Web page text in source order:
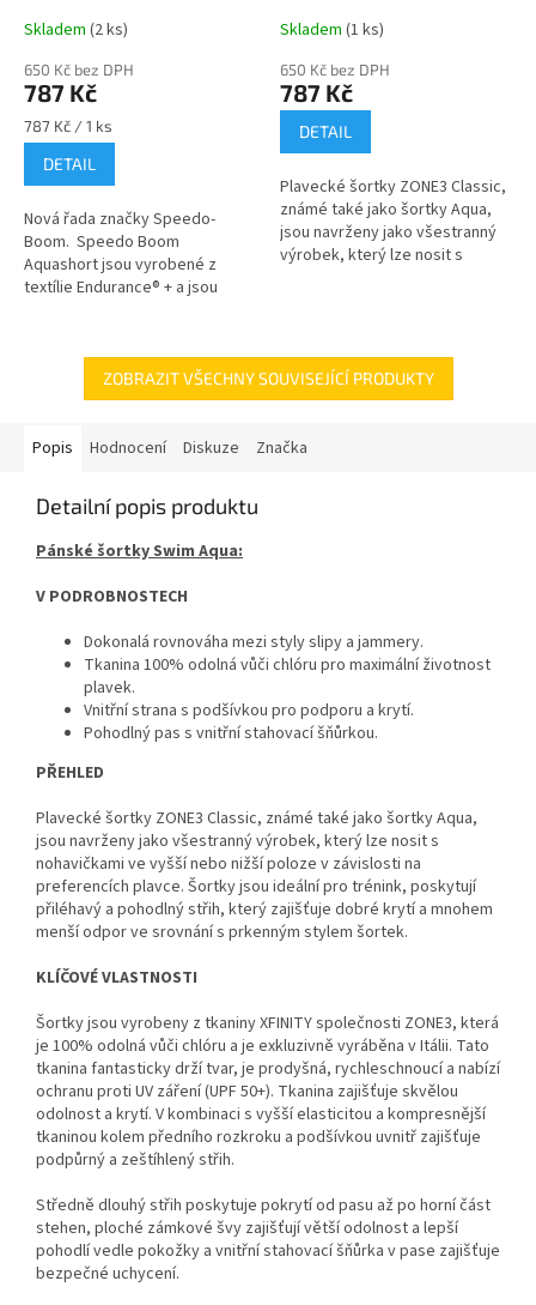
Skladem (2 ks)
650 Kč bez DPH
787 Kč
Měrná
cena:
787 Kč / 1 ks
DETAIL
Nová řada značky Speedo-
Boom. Speedo Boom
Aquashort jsou vyrobené z
textílie Endurance® + a jsou
Skladem (1 ks)
650 Kč bez DPH
787 Kč
DETAIL
Plavecké šortky ZONE3 Classic,
známé také jako šortky Aqua,
jsou navrženy jako všestranný
výrobek, který lze nosit s
ZOBRAZIT VŠECHNY SOUVISEJÍCÍ PRODUKTY
Popis Hodnocení Diskuze Značka
Detailní popis produktu
Pánské šortky Swim Aqua:
V PODROBNOSTECH
Dokonalá rovnováha mezi styly slipy a jammery.
Tkanina 100% odolná vůči chlóru pro maximální životnost
plavek.
Vnitřní strana s podšívkou pro podporu a krytí.
Pohodlný pas s vnitřní stahovací šňůrkou.
PŘEHLED
Plavecké šortky ZONE3 Classic, známé také jako šortky Aqua,
jsou navrženy jako všestranný výrobek, který lze nosit s
nohavičkami ve vyšší nebo nižší poloze v závislosti na
preferencích plavce. Šortky jsou ideální pro trénink, poskytují
přiléhavý a pohodlný střih, který zajišťuje dobré krytí a mnohem
menší odpor ve srovnání s prkenným stylem šortek.
KLÍČOVÉ VLASTNOSTI
Šortky jsou vyrobeny z tkaniny XFINITY společnosti ZONE3, která
je 100% odolná vůči chlóru a je exkluzivně vyráběna v Itálii. Tato
tkanina fantasticky drží tvar, je prodyšná, rychleschnoucí a nabízí
ochranu proti UV záření (UPF 50+). Tkanina zajišťuje skvělou
odolnost a krytí. V kombinaci s vyšší elasticitou a kompresnější
tkaninou kolem předního rozkroku a podšívkou uvnitř zajišťuje
podpůrný a zeštíhlený střih.
Středně dlouhý střih poskytuje pokrytí od pasu až po horní část
stehen, ploché zámkové švy zajišťují větší odolnost a lepší
pohodlí vedle pokožky a vnitřní stahovací šňůrka v pase zajišťuje
bezpečné uchycení.